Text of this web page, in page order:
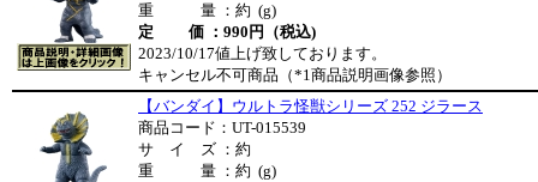
重 量 ：約 (g)
定 価 ：990円（税込)
2023/10/17値上げ致しております。
キャンセル不可商品（*1商品説明画像参照）
【バンダイ】ウルトラ怪獣シリーズ 252 ジラース
商品コード：UT-015539
サ イ ズ ：約
重 量 ：約 (g)